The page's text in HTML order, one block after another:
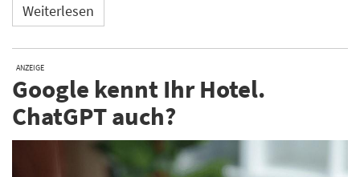
Weiterlesen
ANZEIGE
Google kennt Ihr Hotel.
ChatGPT auch?